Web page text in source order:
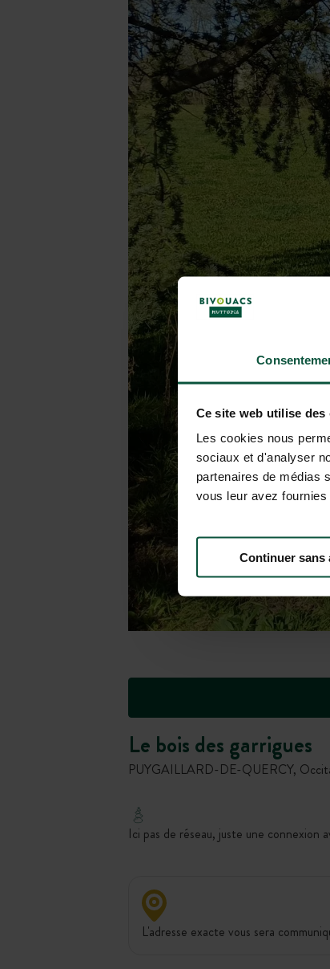
Ce site web utilise des
Les cookies nous
sociaux et d'analyser
partenaires de médias
vous leur avez
Continuer sans
Le bois des garrigues
PUYGAILLARD-DE-QUERCY,
Ici pas de réseau, juste une connexion
L'adresse exacte vous sera